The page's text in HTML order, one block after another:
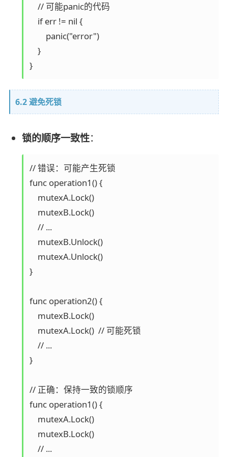
    // 可能panic的代码
    if err != nil {
        panic("error")
    }
}
6.2 避免死锁
锁的顺序一致性：
// 错误：可能产生死锁
func operation1() {
    mutexA.Lock()
    mutexB.Lock()
    // ...
    mutexB.Unlock()
    mutexA.Unlock()
}
func operation2() {
    mutexB.Lock()
    mutexA.Lock()  // 可能死锁
    // ...
}
// 正确：保持一致的锁顺序
func operation1() {
    mutexA.Lock()
    mutexB.Lock()
    // ...